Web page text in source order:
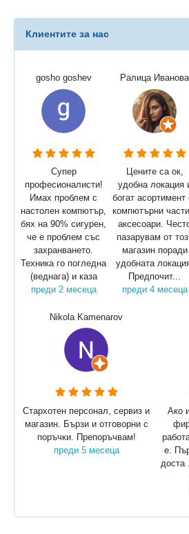
Клиентите за нас
gosho goshev
Супер
професионалисти!
Имах проблем с
настолен компютър,
бях на 90% сигурен,
че е проблем със
захранването.
Техника го погледна
(веднага) и каза
преди 2 месеца
Ралица Иванова
Цените са ок,
удобна локация
богат асортимент
компютърни
аксесоари.
пазарувам от
магазин поради
удобната
Предпочит...
преди 4 месеца
Nikola Kamenarov
Стархотен персонал, сервиз и
магазин. Бързи и отговорни с
поръчки. Препоръчвам!
преди 5 месеца
Ако
е.
доста